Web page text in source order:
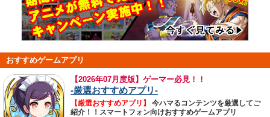
おすすめゲームアプリ
【2026年07月度版】ゲーマー必見！！
-厳選おすすめアプリ-
【厳選おすすめアプリ】
今ハマるコンテンツを厳選してご
紹介！！スマートフォン向けおすすめゲームアプリ